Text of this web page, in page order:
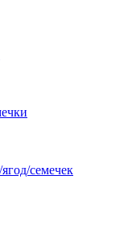
семечек